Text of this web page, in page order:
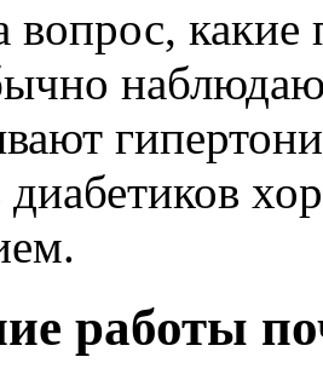
вопрос,
диабетиков
работы